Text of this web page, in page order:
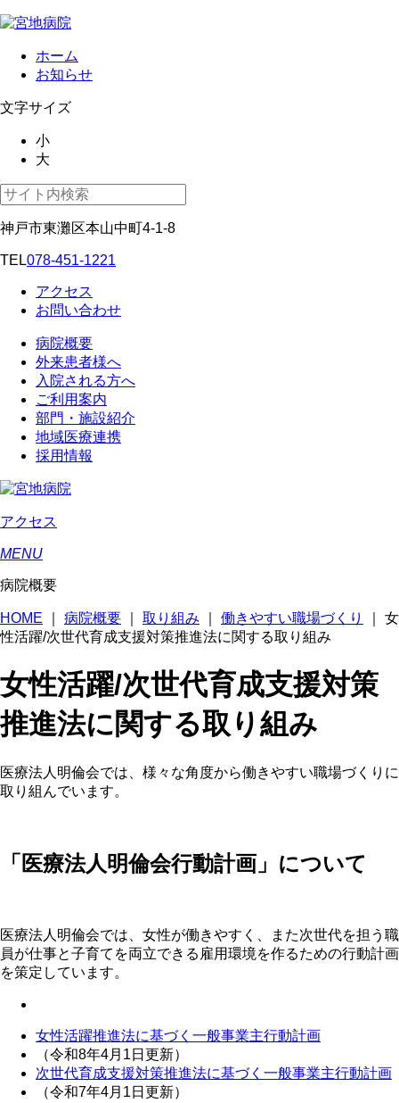
ホーム
お知らせ
文字サイズ
小
大
神戸市東灘区本山中町4-1-8
TEL078-451-1221
アクセス
お問い合わせ
病院概要
外来患者様へ
入院される方へ
ご利用案内
部門・施設紹介
地域医療連携
採用情報
アクセス
MENU
病院概要
HOME 病院概要 取り組み 働きやすい職場づくり
女
性活躍/次世代育成支援対策推進法に関する取り組み
女性活躍/次世代育成支援対策
推進法に関する取り組み
医療法人明倫会では、様々な角度から働きやすい職場づくりに
取り組んでいます。
「医療法人明倫会行動計画」について
医療法人明倫会では、女性が働きやすく、また次世代を担う職
員が仕事と子育てを両立できる雇用環境を作るための行動計画
を策定しています。
女性活躍推進法に基づく一般事業主行動計画
（令和8年4月1日更新）
次世代育成支援対策推進法に基づく一般事業主行動計画
（令和7年4月1日更新）